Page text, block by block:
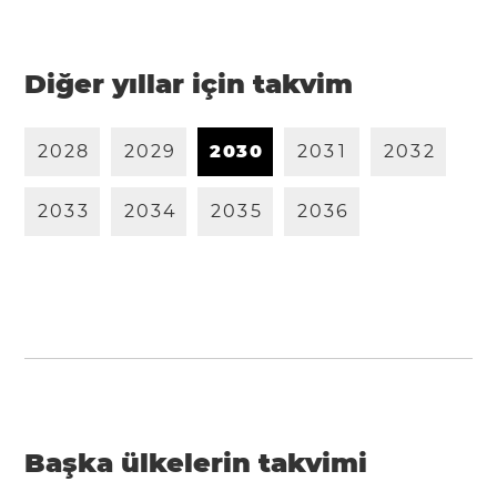
Diğer yıllar için takvim
2028 2029 2030 203 1 2032
2033 2034 2035 2036
Başka ülkelerin takvimi